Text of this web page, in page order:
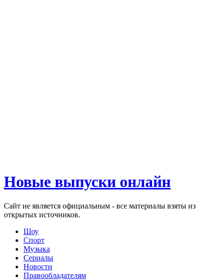
Новые выпуски онлайн
Сайт не является официальным - все материалы взяты из
открытых источников.
Шоу
Спорт
Музыка
Сериалы
Новости
Правообладателям